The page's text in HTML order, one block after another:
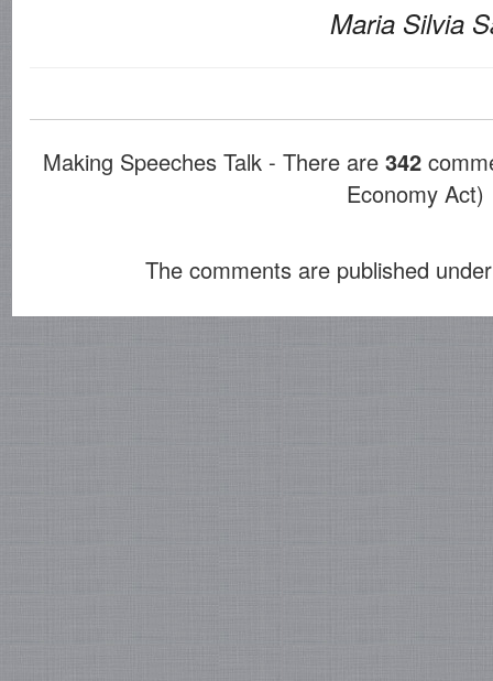
Maria Silvia
Making Speeches Talk - There are 342
Economy Act)
The comments are published